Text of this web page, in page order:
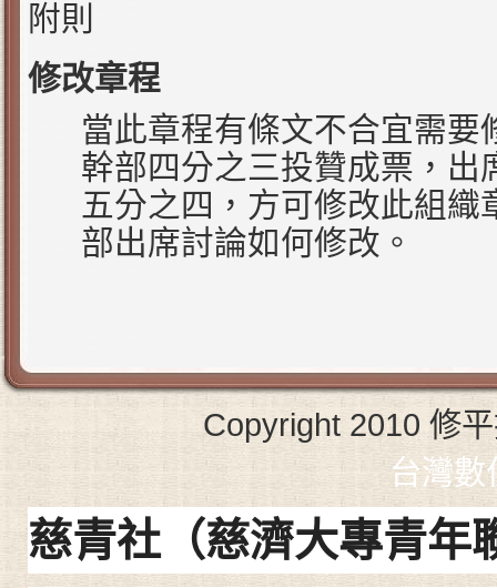
附則
修改章程
當此章程有條文不合宜需要
幹部四分之三投贊成票，出
五分之四，方可修改此組織
部出席討論如何修改。
Copyright 2010 修
台灣數
慈青社（慈濟大專青年